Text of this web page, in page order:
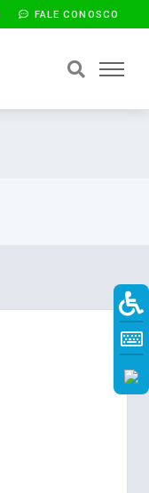
FALE CONOSCO